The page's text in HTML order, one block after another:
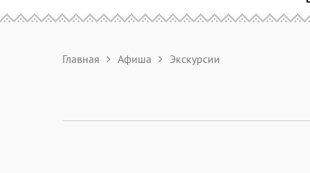
Главная Афиша Экскурсии